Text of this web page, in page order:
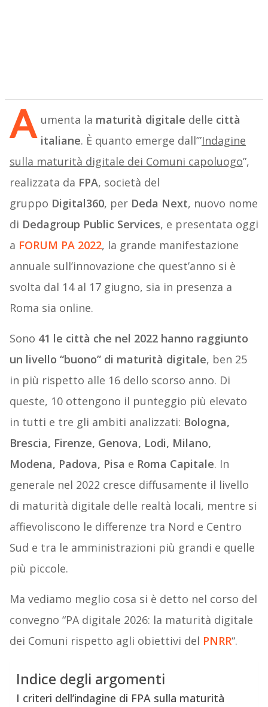
A umenta la maturità digitale delle città
italiane. È quanto emerge dall’”Indagine
sulla maturità digitale dei Comuni capoluogo”,
realizzata da FPA, società del
gruppo Digital360, per Deda Next, nuovo nome
di Dedagroup Public Services, e presentata oggi
a FORUM PA 2022, la grande manifestazione
annuale sull’innovazione che quest’anno si è
svolta dal 14 al 17 giugno, sia in presenza a
Roma sia online.
Sono 41 le città che nel 2022 hanno raggiunto
un livello “buono” di maturità digitale, ben 25
in più rispetto alle 16 dello scorso anno. Di
queste, 10 ottengono il punteggio più elevato
in tutti e tre gli ambiti analizzati: Bologna,
Brescia, Firenze, Genova, Lodi, Milano,
Modena, Padova, Pisa e Roma Capitale. In
generale nel 2022 cresce diffusamente il livello
di maturità digitale delle realtà locali, mentre si
affievoliscono le differenze tra Nord e Centro
Sud e tra le amministrazioni più grandi e quelle
più piccole.
Ma vediamo meglio cosa si è detto nel corso del
convegno “PA digitale 2026: la maturità digitale
dei Comuni rispetto agli obiettivi del PNRR“.
Indice degli argomenti
I criteri dell’indagine di FPA sulla maturità